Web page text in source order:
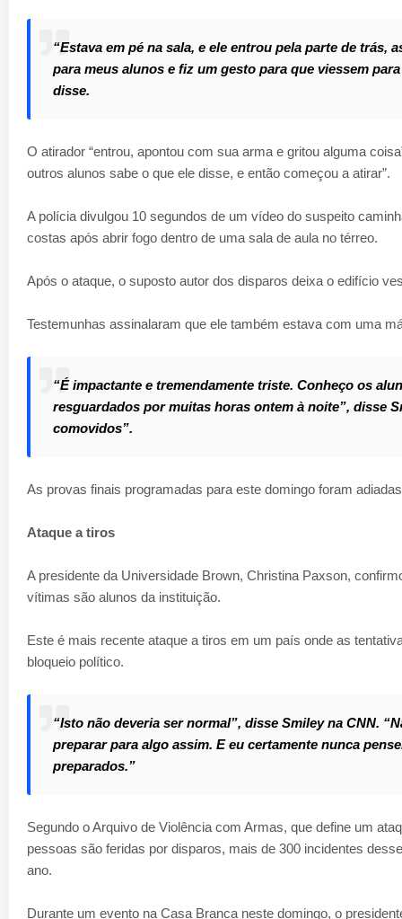
“Estava em pé na sala, e ele entrou pela parte de
para meus alunos e fiz um gesto para que viessem
disse.
O atirador “entrou, apontou com sua arma e gritou alguma
outros alunos sabe o que ele disse, e então começou a atirar”.
A polícia divulgou 10 segundos de um vídeo do suspeito
costas após abrir fogo dentro de uma sala de aula no térreo.
Após o ataque, o suposto autor dos disparos deixa o edifício
Testemunhas assinalaram que ele também estava com uma
“É impactante e tremendamente triste. Conheço os
resguardados por muitas horas ontem à noite”, disse
comovidos”.
As provas finais programadas para este domingo foram
Ataque a tiros
A presidente da Universidade Brown, Christina Paxson,
vítimas são alunos da instituição.
Este é mais recente ataque a tiros em um país onde as
bloqueio político.
“Isto não deveria ser normal”, disse Smiley na CNN.
preparar para algo assim. E eu certamente nunca
preparados.”
Segundo o Arquivo de Violência com Armas, que define um
pessoas são feridas por disparos, mais de 300 incidentes
ano.
Durante um evento na Casa Branca neste domingo, o